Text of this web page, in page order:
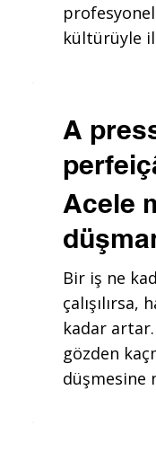
kültürüyle
A
Acele
Bir iş ne
kadar artar.
gözden
düşmesine